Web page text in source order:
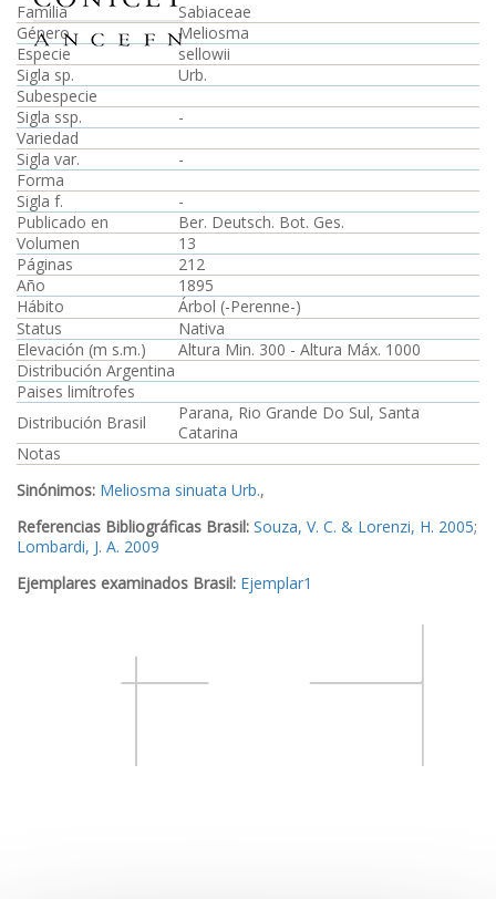
Familia
Sabiaceae
Género
Meliosma
Especie
sellowii
Sigla sp.
Urb.
Subespecie
Sigla ssp.
-
Variedad
Sigla var.
-
Forma
Sigla f.
-
Publicado en
Ber. Deutsch. Bot. Ges.
Volumen
13
Páginas
212
Año
1895
Hábito
Árbol (-Perenne-)
Status
Nativa
Elevación (m s.m.)
Altura Min. 300 - Altura Máx. 1000
Distribución Argentina
Paises limítrofes
Distribución Brasil
Parana, Rio Grande Do Sul, Santa
Catarina
Notas
Sinónimos: Meliosma sinuata Urb.,
Referencias Bibliográficas Brasil: Souza, V. C. & Lorenzi, H. 2005;
Lombardi, J. A. 2009
Ejemplares examinados Brasil: Ejemplar1